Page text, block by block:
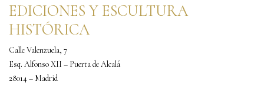
EDICIONES Y ESCULTURA
HISTÓRICA
Calle Valenzuela, 7
Esq. Alfonso XII – Puerta de Alcalá
28014 – Madrid